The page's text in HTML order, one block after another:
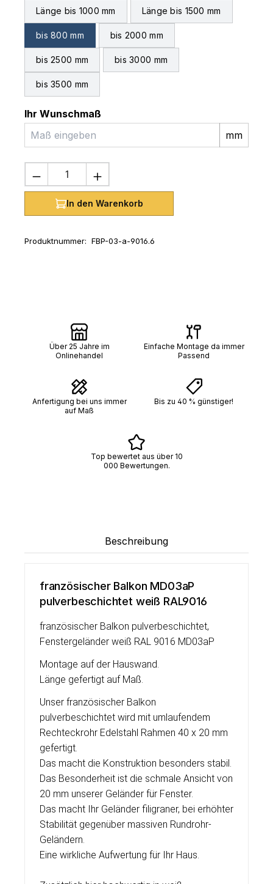
Länge bis 1000 mm Länge bis 1500 mm
bis 800 mm bis 2000 mm
bis 2500 mm bis 3000 mm
bis 3500 mm
Ihr Wunschmaß
mm
Produkt Anzahl: Gib den
In den Warenkorb
Produktnummer: FBP-03-a-9016.6
Über 25 Jahre im
Onlinehandel
Einfache Montage da immer
Passend
Anfertigung bei uns immer
auf Maß
Bis zu 40 % günstiger!
Top bewertet aus über 10
000 Bewertungen.
Beschreibung
französischer Balkon MD03aP
pulverbeschichtet weiß RAL9016
französischer Balkon pulverbeschichtet,
Fenstergeländer weiß RAL 9016 MD03aP
Montage auf der Hauswand.
Länge gefertigt auf Maß.
Unser französischer Balkon
pulverbeschichtet wird mit umlaufendem
Rechteckrohr Edelstahl Rahmen 40 x 20 mm
gefertigt.
Das macht die Konstruktion besonders stabil.
Das Besonderheit ist die schmale Ansicht von
20 mm unserer Geländer für Fenster.
Das macht Ihr Geländer filigraner, bei erhöhter
Stabilität gegenüber massiven Rundrohr-
Geländern.
Eine wirkliche Aufwertung für Ihr Haus.